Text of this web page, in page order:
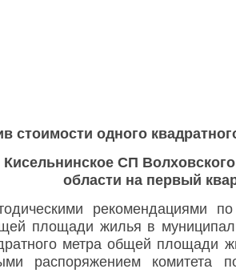
стоимости одного
СП
области на первый
рекомендациями
площади жилья в
метра общей площади
распоряжением комитета